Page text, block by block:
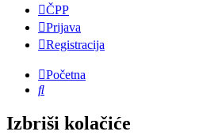
ČPP
Prijava
Registracija
Početna
Pretražnik
Izbriši kolačiće